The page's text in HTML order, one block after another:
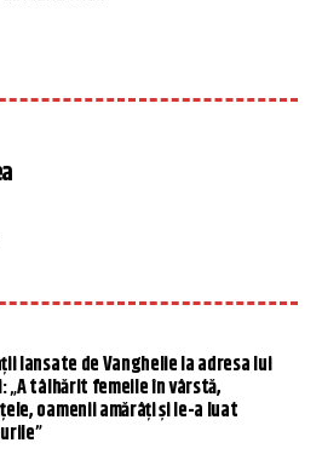
lansate de Vanghelie la adresa lui
„A tâlhărit femeile în vârstă,
oamenii amărâți și le-a luat